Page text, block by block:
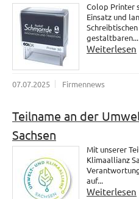
Colop Printer
Einsatz und
gestaltbaren...
Weiterlesen
07.07.2025 Firmennews
Teilname an der
Sachsen
Mit unserer
Klimaallianz
auf...
Weiterlesen